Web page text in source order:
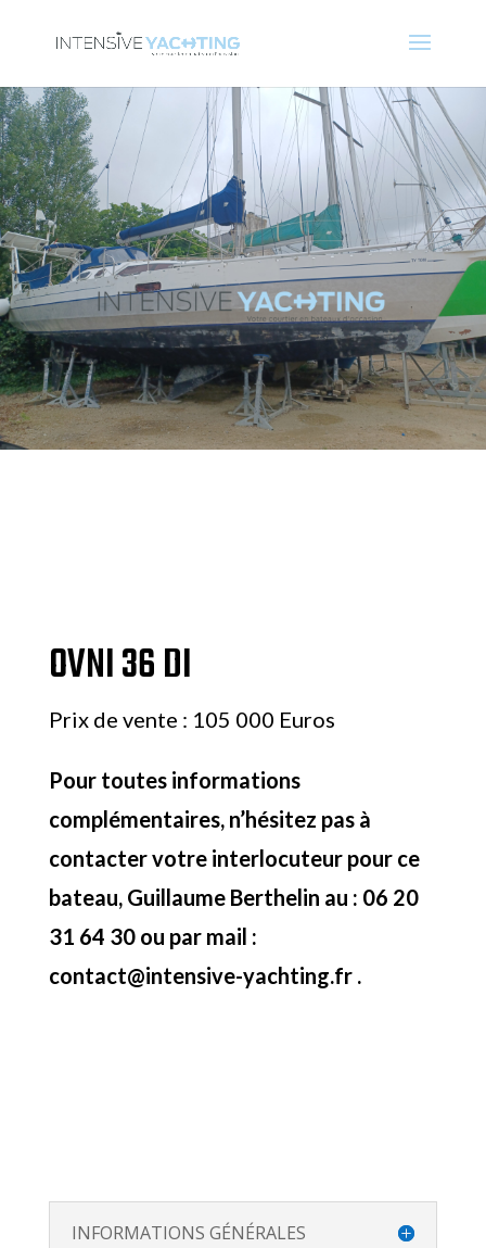
OVNI 36 DI
Prix de vente : 105 000 Euros
Pour toutes informations
complémentaires, n’hésitez pas à
contacter votre interlocuteur pour ce
bateau, Guillaume Berthelin au : 06 20
31 64 30 ou par mail :
contact@intensive-yachting.fr .
INFORMATIONS GÉNÉRALES